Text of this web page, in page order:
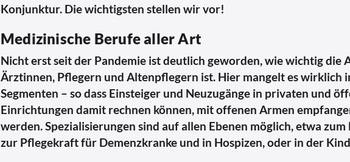
Konjunktur. Die wichtigsten stellen wir vor!
Medizinische Berufe aller Art
Nicht erst seit der Pandemie ist deutlich geworden, wie wichtig die
Ärztinnen, Pflegern und Altenpflegern ist. Hier mangelt es wirklich
Segmenten – so dass Einsteiger und Neuzugänge in privaten und
Einrichtungen damit rechnen können, mit offenen Armen
werden. Spezialisierungen sind auf allen Ebenen möglich, etwa zum
zur Pflegekraft für Demenzkranke und in Hospizen, oder in der